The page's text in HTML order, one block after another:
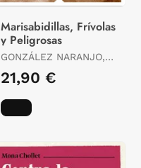
Marisabidillas, Frívolas
y Peligrosas
GONZÁLEZ NARANJO,
ROCÍO
21,90 €